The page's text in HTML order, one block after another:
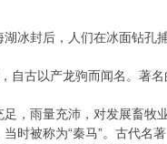
冰封后，人们在冰面钻孔
古以产龙驹而闻名。著名
，雨量充沛，对发展畜牧
时被称为“秦马”。古代名